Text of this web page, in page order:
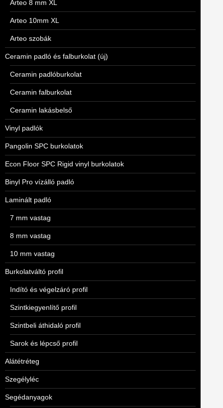
Arteo 8 mm XL
Arteo 10mm XL
Arteo szobák
Ceramin padló és falburkolat (új)
Ceramin padlóburkolat
Ceramin falburkolat
Ceramin lakásbelső
Vinyl padlók
Pangolin SPC burkolatok
Econ Floor SPC Rigid vinyl burkolatok
Binyl Pro vízálló padló
Laminált padló
7 mm vastag
8 mm vastag
10 mm vastag
Burkolatváltó profil
Indító és végelzáró profil
Szintkiegyenlítő profil
Szintbeli áthidaló profil
Sarok és lépcső profil
Alátétréteg
Szegélyléc
Segédanyagok